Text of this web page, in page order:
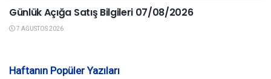
Günlük Açığa Satış Bilgileri 07/08/2026
7 AĞUSTOS 2026
Haftanın Popüler Yazıları